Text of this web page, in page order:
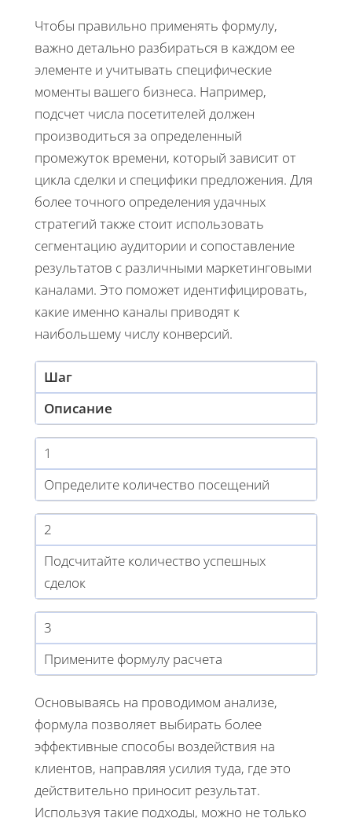
Чтобы правильно применять формулу,
важно детально разбираться в каждом ее
элементе и учитывать специфические
моменты вашего бизнеса. Например,
подсчет числа посетителей должен
производиться за определенный
промежуток времени, который зависит от
цикла сделки и специфики предложения. Для
более точного определения удачных
стратегий также стоит использовать
сегментацию аудитории и сопоставление
результатов с различными маркетинговыми
каналами. Это поможет идентифицировать,
какие именно каналы приводят к
наибольшему числу конверсий.
Шаг
Описание
1
Определите количество посещений
2
Подсчитайте количество успешных
сделок
3
Примените формулу расчета
Основываясь на проводимом анализе,
формула позволяет выбирать более
эффективные способы воздействия на
клиентов, направляя усилия туда, где это
действительно приносит результат.
Используя такие подходы, можно не только